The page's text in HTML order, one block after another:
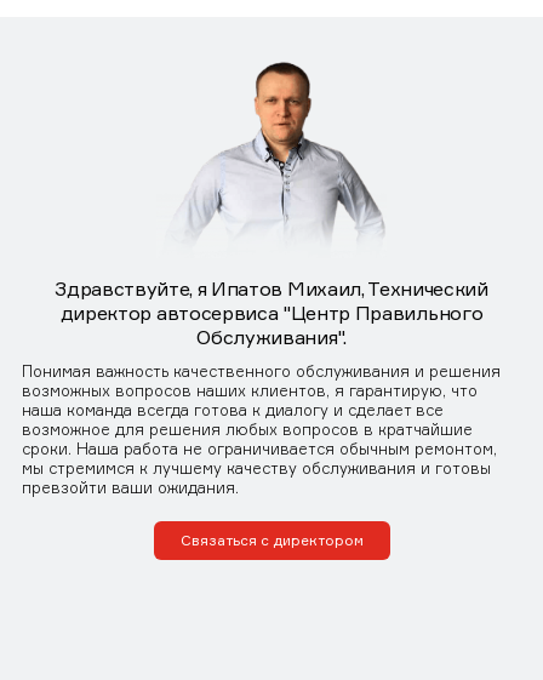
Здравствуйте, я Ипатов Михаил, Технический
директор автосервиса "Центр Правильного
Обслуживания".
Понимая важность качественного обслуживания и решения
возможных вопросов наших клиентов, я гарантирую, что
наша команда всегда готова к диалогу и сделает все
возможное для решения любых вопросов в кратчайшие
сроки. Наша работа не ограничивается обычным ремонтом,
мы стремимся к лучшему качеству обслуживания и готовы
превзойти ваши ожидания.
Связаться с директором